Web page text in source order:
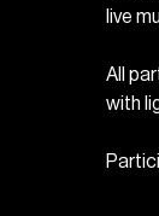
live
All
with